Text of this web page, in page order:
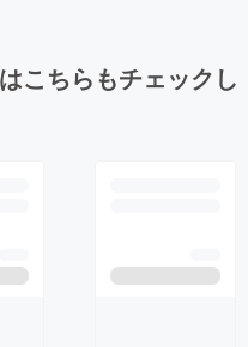
こちらもチェックし